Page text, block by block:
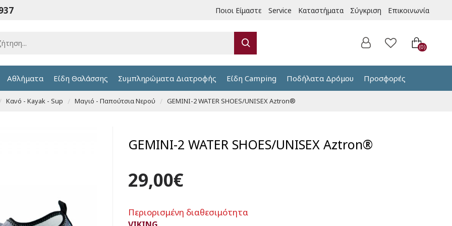
Ποιοι Είμαστε Service Καταστήματα Σύγκριση Επικοινωνία
0
Αθλήματα Είδη Θαλάσσης Συμπληρώματα Διατροφής Είδη Camping Ποδήλατα Δρόμου Προσφορές
Κανό - Kayak - Sup Μαγιό - Παπούτσια Νερού GEMINI-2 WATER SHOES/UNISEX Aztron®
GEMINI-2 WATER SHOES/UNISEX Aztron®
Περιορισμένη διαθεσιμότητα
29,00€